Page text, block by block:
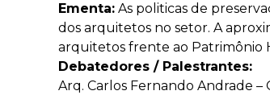
Ementa: As politicas de
dos arquitetos no setor. A
arquitetos frente ao Patrimônio
Debatedores / Palestrantes:
Arq. Carlos Fernando Andrade –